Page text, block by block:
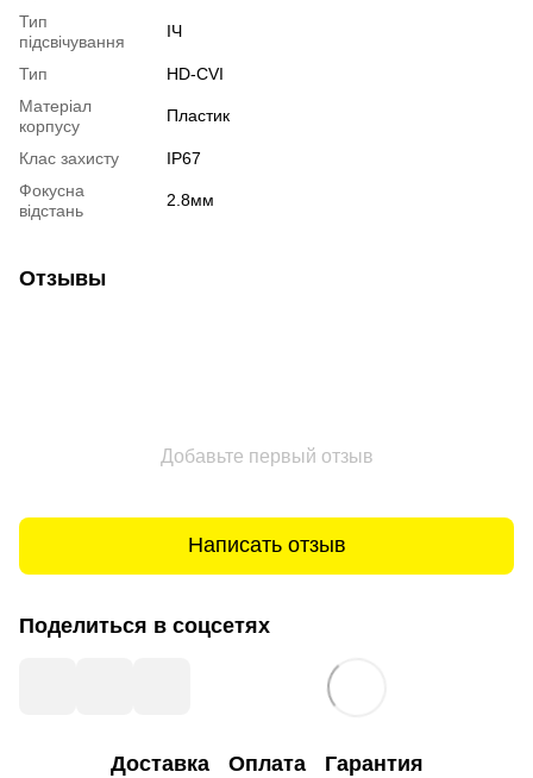
Тип
підсвічування
ІЧ
Тип
HD-CVI
Матеріал
корпусу
Пластик
Клас захисту
IP67
Фокусна
відстань
2.8мм
Отзывы
Добавьте первый отзыв
Написать отзыв
Поделиться в соцсетях
Доставка Оплата Гарантия